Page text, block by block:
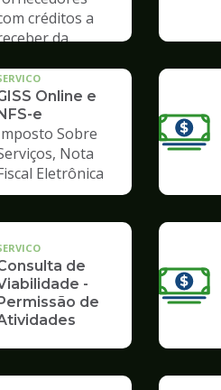
créditos a
da
Online e
NFS-e
Sobre
Nota
Eletrônica
de
-
Permissão de